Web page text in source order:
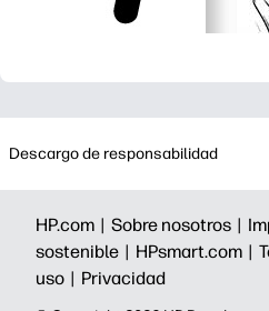
Descargo de responsabilidad
HP.com | Sobre nosotros |
sostenible | HPsmart.com |
uso | Privacidad